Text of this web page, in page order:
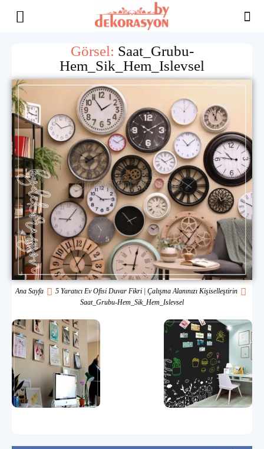
Yaşam
İlham
Görsel: Saat_Grubu-
Hem_Sik_Hem_Islevsel
Ana Sayfa
5 Yaratıcı Ev Ofisi Duvar Fikri | Çalışma Alanınızı Kişiselleştirin
Saat_Grubu-Hem_Sik_Hem_Islevsel